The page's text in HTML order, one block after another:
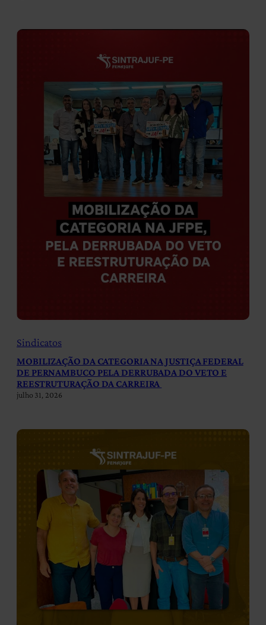
Sindicatos
MOBILIZAÇÃO DA CATEGORIA NA JUSTIÇA FEDERAL
DE PERNAMBUCO PELA DERRUBADA DO VETO E
REESTRUTURAÇÃO DA CARREIRA
julho 31, 2026